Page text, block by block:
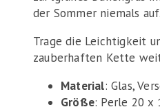
der Sommer niemals auf.
Trage die Leichtigkeit
zauberhaften Kette
Material: Glas,
Größe: Perle 20 x